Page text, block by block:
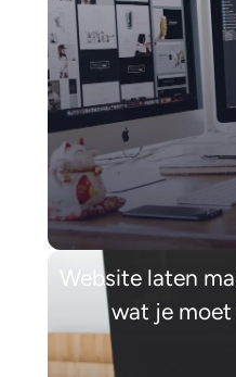
Website laten
wat je